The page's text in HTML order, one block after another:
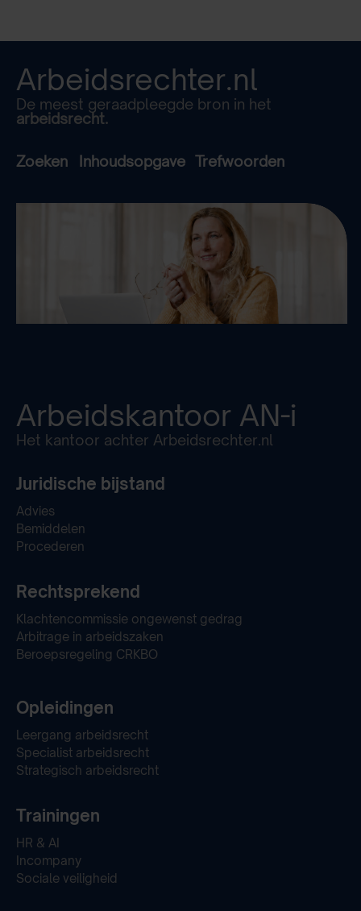
Arbeidsrechter.nl
De meest geraadpleegde bron in het
arbeidsrecht.
Zoeken Inhoudsopgave Trefwoorden
Arbeidskantoor AN-i
Het kantoor achter Arbeidsrechter.nl
Juridische bijstand
Advies
Bemiddelen
Procederen
Rechtsprekend
Klachtencommissie ongewenst gedrag
Arbitrage in arbeidszaken
Beroepsregeling CRKBO
Opleidingen
Leergang arbeidsrecht
Specialist arbeidsrecht
Strategisch arbeidsrecht
Trainingen
HR & AI
Incompany
Sociale veiligheid